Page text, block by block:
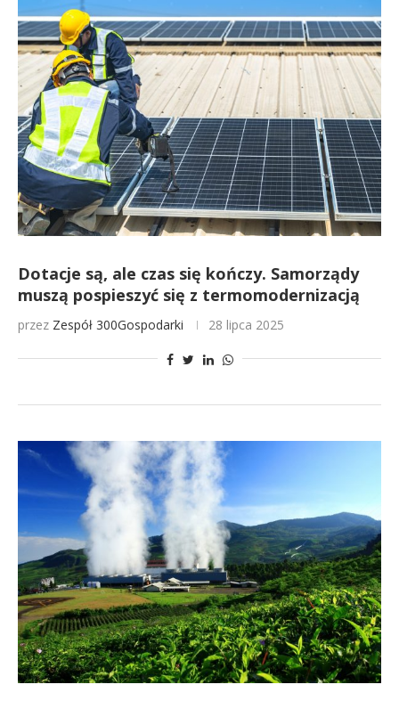
Dotacje są, ale czas się kończy. Samorządy
muszą pospieszyć się z termomodernizacją
przez Zespół 300Gospodarki 28 lipca 2025